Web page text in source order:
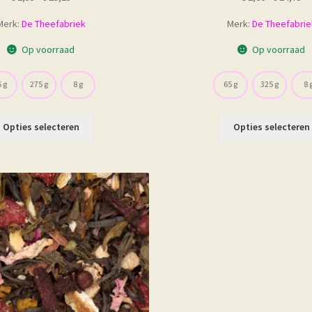
tot
De Theefabriek
Op voorraad
g 275 g 8 g
Opties selecteren
variaties.
Deze
optie
kan
gekozen
worden
op
de
productpagina
Merk: De
Op voorraad
65 g 325 g 8
Opties selecteren